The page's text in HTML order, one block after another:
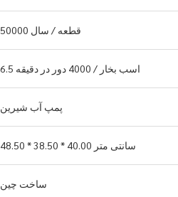
50000 قطعه / سال
6.5 اسب بخار / 4000 دور در دقیقه
پمپ آب شیرین
48.50 * 38.50 * 40.00 سانتی متر
ساخت چین